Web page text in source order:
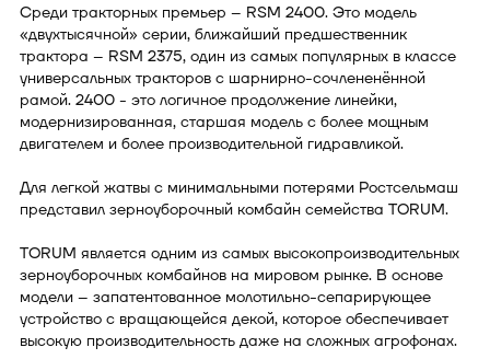
Среди тракторных премьер – RSM 2400. Это модель
«двухтысячной» серии, ближайший предшественник
трактора – RSM 2375, один из самых популярных в классе
универсальных тракторов с шарнирно-сочлененённой
рамой. 2400 - это логичное продолжение линейки,
модернизированная, старшая модель с более мощным
двигателем и более производительной гидравликой.
Для легкой жатвы с минимальными потерями Ростсельмаш
представил зерноуборочный комбайн семейства TORUM.
TORUM является одним из самых высокопроизводительных
зерноуборочных комбайнов на мировом рынке. В основе
модели – запатентованное молотильно-сепарирующее
устройство с вращающейся декой, которое обеспечивает
высокую производительность даже на сложных агрофонах.